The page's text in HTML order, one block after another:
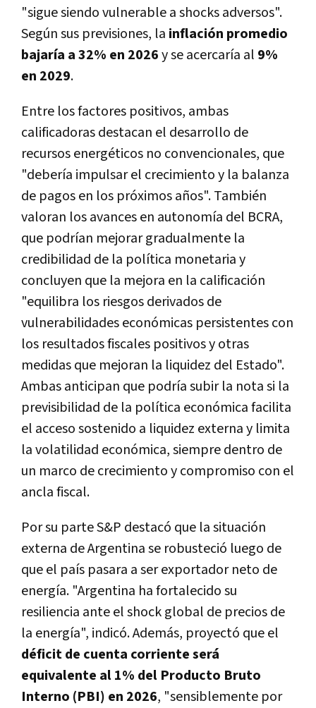
"sigue siendo vulnerable a shocks adversos".
Según sus previsiones, la inflación promedio
bajaría a 32% en 2026y se acercaría al 9%
en 2029.
Entre los factores positivos, ambas
calificadoras destacan el desarrollo de
recursos energéticos no convencionales, que
"debería impulsar el crecimiento y la balanza
de pagos en los próximos años". También
valoran los avances en autonomía del BCRA,
que podrían mejorar gradualmente la
credibilidad de la política monetaria y
concluyen que la mejora en la calificación
"equilibra los riesgos derivados de
vulnerabilidades económicas persistentes con
los resultados fiscales positivos y otras
medidas que mejoran la liquidez del Estado".
Ambas anticipan que podría subir la nota si la
previsibilidad de la política económica facilita
el acceso sostenido a liquidez externa y limita
la volatilidad económica, siempre dentro de
un marco de crecimiento y compromiso con el
ancla fiscal.
Por su parte S&P destacó que la situación
externa de Argentina se robusteció luego de
que el país pasara a ser exportador neto de
energía. "Argentina ha fortalecido su
resiliencia ante el shock global de precios de
la energía", indicó. Además, proyectó que el
déficit de cuenta corriente será
equivalente al 1% del Producto Bruto
Interno (PBI) en 2026, "sensiblemente por